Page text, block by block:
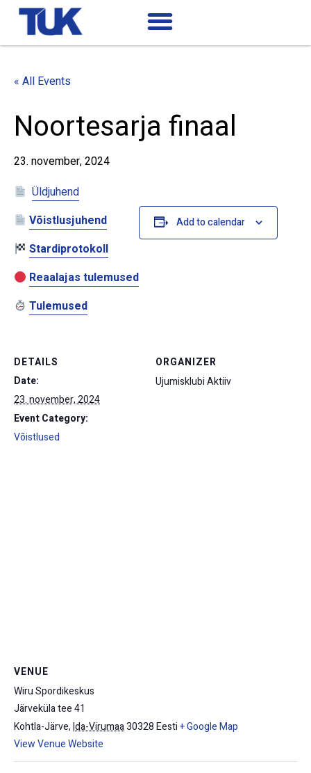
« All Events
Noortesarja finaal
23. november, 2024
Üldjuhend
Võistlusjuhend
Stardiprotokoll
Reaalajas tulemused
Tulemused
Add to calendar
DETAILS
Date:
23. november, 2024
Event Category:
Võistlused
ORGANIZER
Ujumisklubi Aktiiv
VENUE
Wiru Spordikeskus
Järveküla tee 41
Kohtla-Järve,Ida-Virumaa30328Eesti+ Google Map
View Venue Website